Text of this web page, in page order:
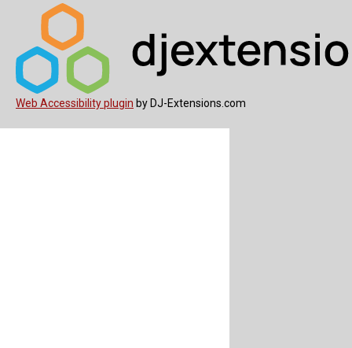
Web Accessibility plugin by DJ-Extensions.com